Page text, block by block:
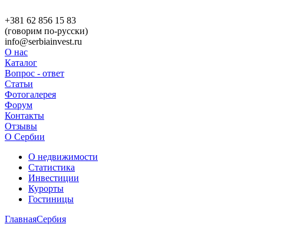
+381 62 856 15 83
(говорим по-русски)
info@serbiainvest.ru
О нас
Каталог
Вопрос - ответ
Статьи
Фотогалерея
Форум
Контакты
Отзывы
О Сербии
О недвижимости
Статистика
Инвестиции
Курорты
Гостиницы
ГлавнаяСербия